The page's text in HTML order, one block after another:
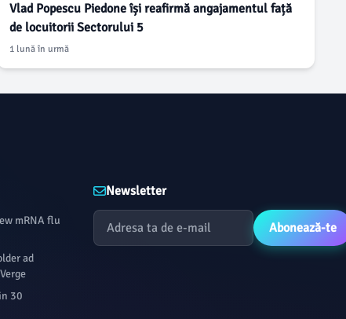
Vlad Popescu Piedone își reafirmă angajamentul față
de locuitorii Sectorului 5
1 lună în urmă
mRNA flu
ad
30
Newsletter
Abonează-te